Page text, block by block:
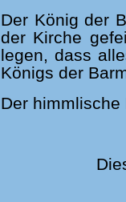
Der König der
der Kirche
legen, dass
Königs der
Der